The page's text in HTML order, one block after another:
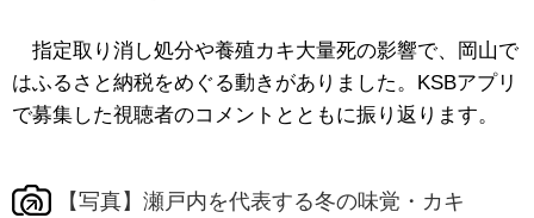
指定取り消し処分や養殖カキ大量死の影響で、岡山で
はふるさと納税をめぐる動きがありました。KSBアプリ
で募集した視聴者のコメントとともに振り返ります。
【写真】瀬戸内を代表する冬の味覚・カキ